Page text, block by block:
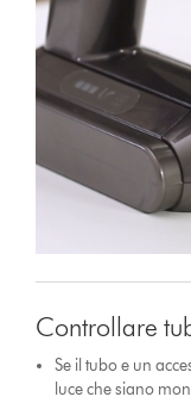
Controllare
Se il tubo e un
luce che siano